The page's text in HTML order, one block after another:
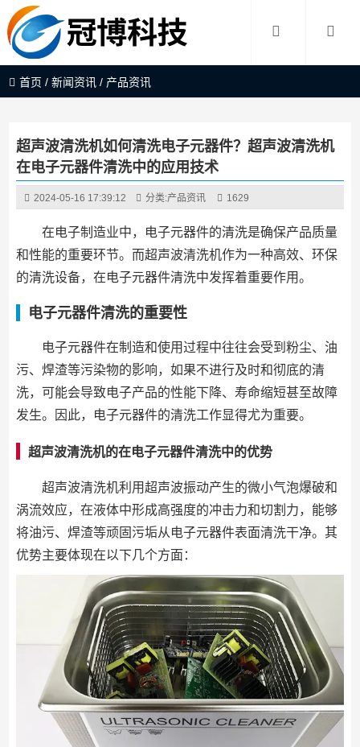
首页 /新闻资讯 / 产品资讯
超声波清洗机如何清洗电子元器件？超声波清洗机
在电子元器件清洗中的应用技术
2024-05-16 17:39:12 分类:产品资讯 1629
在电子制造业中，电子元器件的清洗是确保产品质量
和性能的重要环节。而超声波清洗机作为一种高效、环保
的清洗设备，在电子元器件清洗中发挥着重要作用。
电子元器件清洗的重要性
电子元器件在制造和使用过程中往往会受到粉尘、油
污、焊渣等污染物的影响，如果不进行及时和彻底的清
洗，可能会导致电子产品的性能下降、寿命缩短甚至故障
发生。因此，电子元器件的清洗工作显得尤为重要。
超声波清洗机的在电子元器件清洗中的优势
超声波清洗机利用超声波振动产生的微小气泡爆破和
涡流效应，在液体中形成高强度的冲击力和切割力，能够
将油污、焊渣等顽固污垢从电子元器件表面清洗干净。其
优势主要体现在以下几个方面：